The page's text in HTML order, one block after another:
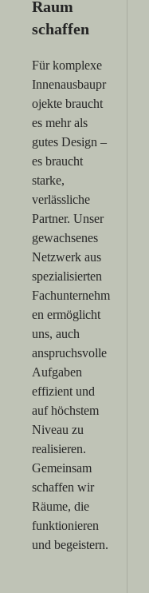
Raum
schaffen
Für komplexe
Innenausbaupr
ojekte braucht
es mehr als
gutes Design –
es braucht
starke,
verlässliche
Partner. Unser
gewachsenes
Netzwerk aus
spezialisierten
Fachunternehm
en ermöglicht
uns, auch
anspruchsvolle
Aufgaben
effizient und
auf höchstem
Niveau zu
realisieren.
Gemeinsam
schaffen wir
Räume, die
funktionieren
und begeistern.